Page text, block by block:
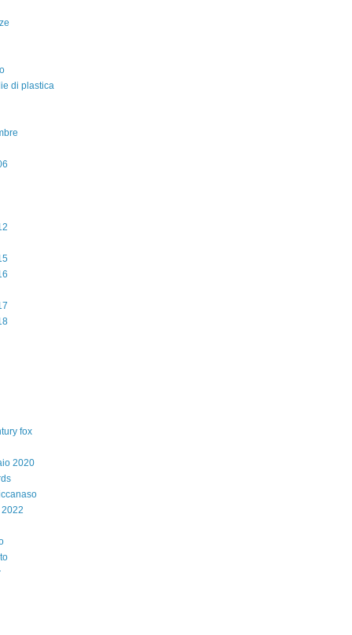
di plastica
fox
2020